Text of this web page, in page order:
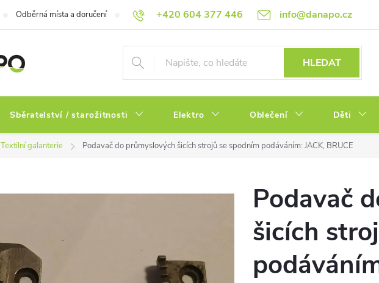
+420 604 377 446 info@danapo.cz
Odběrná místa a doručení Hodnocení obchodu Obchodní podmínky Reklamace a
HLEDAT
Sběratelství / starožitnosti Elektro Oblečení Děti
Textilní galanterie Podavač do průmyslových šicích strojů se spodním podáváním: JACK, BRUCE
Podavač
šicích